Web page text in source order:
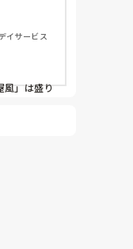
とコーヒ
七夕など)
マンネリ
ようなア
な大型行
イサービス
風」は盛り
ラオケで